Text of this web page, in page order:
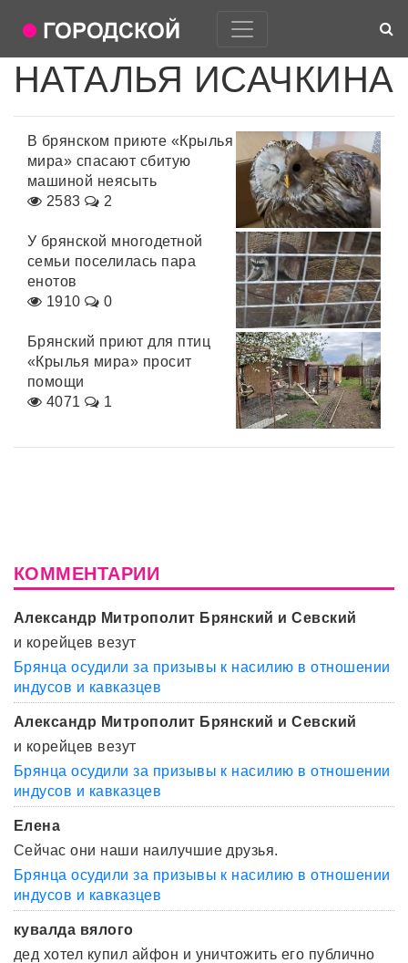
НАТАЛЬЯ ИСАЧКИНА
В брянском приюте «Крылья
мира» спасают сбитую
машиной неясыть
2583
2
У брянской многодетной
семьи поселилась пара
енотов
1910
0
Брянский приют для птиц
«Крылья мира» просит
помощи
4071
1
КОММЕНТАРИИ
Александр Митрополит Брянский и Севский
и корейцев везут
Брянца осудили за призывы к насилию в отношении
индусов и кавказцев
Александр Митрополит Брянский и Севский
и корейцев везут
Брянца осудили за призывы к насилию в отношении
индусов и кавказцев
Елена
Сейчас они наши наилучшие друзья.
Брянца осудили за призывы к насилию в отношении
индусов и кавказцев
кувалда вялого
дед хотел купил айфон и уничтожить его публично